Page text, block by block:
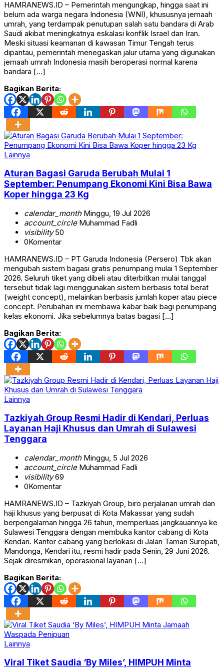
HAMRANEWS.ID – Pemerintah mengungkap, hingga saat ini
belum ada warga negara Indonesia (WNI), khususnya jemaah
umrah, yang terdampak penutupan salah satu bandara di Arab
Saudi akibat meningkatnya eskalasi konflik Israel dan Iran.
Meski situasi keamanan di kawasan Timur Tengah terus
dipantau, pemerintah menegaskan jalur utama yang digunakan
jemaah umrah Indonesia masih beroperasi normal karena
bandara […]
Bagikan Berita:
Lainnya
Aturan Bagasi Garuda Berubah Mulai 1
September: Penumpang Ekonomi Kini Bisa Bawa
Koper hingga 23 Kg
calendar_monthMinggu, 19 Jul 2026
account_circleMuhammad Fadli
visibility50
0Komentar
HAMRANEWS.ID – PT Garuda Indonesia (Persero) Tbk akan
mengubah sistem bagasi gratis penumpang mulai 1 September
2026. Seluruh tiket yang dibeli atau diterbitkan mulai tanggal
tersebut tidak lagi menggunakan sistem berbasis total berat
(weight concept), melainkan berbasis jumlah koper atau piece
concept. Perubahan ini membawa kabar baik bagi penumpang
kelas ekonomi. Jika sebelumnya batas bagasi […]
Bagikan Berita:
Lainnya
Tazkiyah Group Resmi Hadir di Kendari, Perluas
Layanan Haji Khusus dan Umrah di Sulawesi
Tenggara
calendar_monthMinggu, 5 Jul 2026
account_circleMuhammad Fadli
visibility69
0Komentar
HAMRANEWS.ID – Tazkiyah Group, biro perjalanan umrah dan
haji khusus yang berpusat di Kota Makassar yang sudah
berpengalaman hingga 26 tahun, memperluas jangkauannya ke
Sulawesi Tenggara dengan membuka kantor cabang di Kota
Kendari. Kantor cabang yang berlokasi di Jalan Taman Suropati,
Mandonga, Kendari itu, resmi hadir pada Senin, 29 Juni 2026.
Sejak diresmikan, operasional layanan […]
Bagikan Berita:
Lainnya
Viral Tiket Saudia ‘By Miles’, HIMPUH Minta